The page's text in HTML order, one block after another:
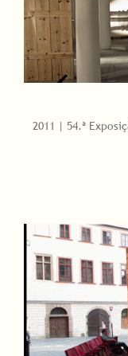
2011 | 54.ª